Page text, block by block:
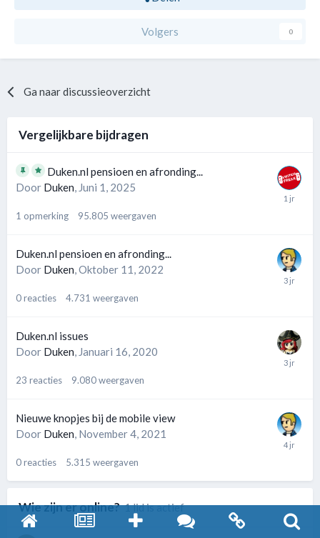
Volgers 0
Ga naar discussieoverzicht
Vergelijkbare bijdragen
Duken.nl pensioen en afronding...
Door Duken, Juni 1, 2025
1 opmerking 95.805 weergaven
Duken.nl pensioen en afronding...
Door Duken,Oktober 11, 2022
0reacties 4.731 weergaven
Duken.nl issues
Door Duken, Januari 16, 2020
23 reacties 9.080weergaven
Nieuwe knopjes bij de mobile view
Door Duken, November 4, 2021
0reacties 5.315 weergaven
Wie zijn er online?1 lid is actief